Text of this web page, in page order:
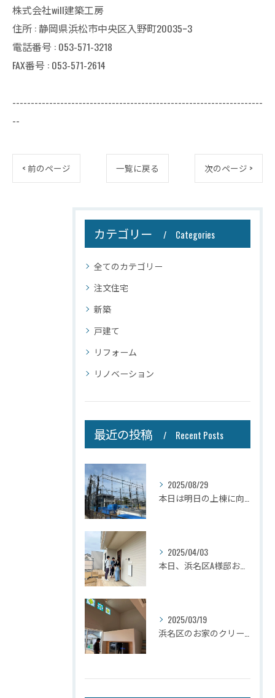
株式会社will建築工房
住所 : 静岡県浜松市中央区入野町20035ｰ3
電話番号 : 053-571-3218
FAX番号 : 053-571-2614
--------------------------------------------------------------------
--
< 前のページ 一覧に戻る 次のページ >
カテゴリー Categories
全てのカテゴリー
注文住宅
新築
戸建て
リフォーム
リノベーション
最近の投稿 Recent Posts
2025/08/29
2025/04/03
2025/03/19